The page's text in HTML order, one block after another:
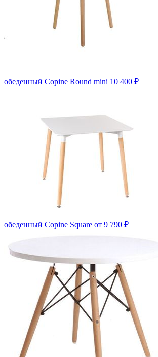
обеденный Copine Round mini 10 400 ₽
обеденный Copine Square от 9 790 ₽